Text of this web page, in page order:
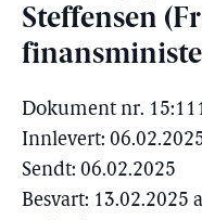
Steffensen
Dokument nr.
Innlevert:
Sendt: 06.02.2025
Besvart: 13.02.2025